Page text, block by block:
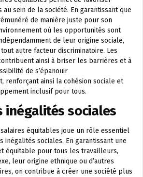
au sein de la société. En garantissant que
de manière juste pour son
où les opportunités sont
de leur origine sociale,
autre facteur discriminatoire. Les
ainsi à briser les barrières et à
de s’épanouir
renforçant ainsi la cohésion sociale et
inclusif pour tous.
inégalités sociales
équitables joue un rôle essentiel
inégalités sociales. En garantissant une
équitable pour tous les travailleurs,
leur origine ethnique ou d’autres
on contribue à créer une société plus